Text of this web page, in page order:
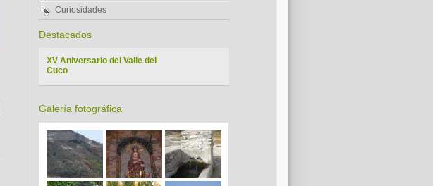
Curiosidades
Destacados
XV Aniversario del Valle del
Cuco
Galería fotográfica